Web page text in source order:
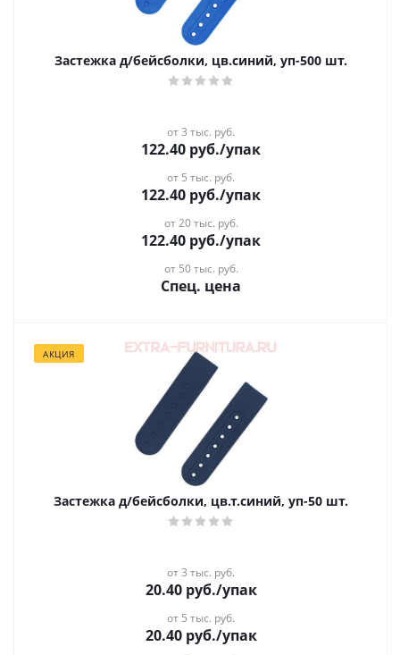
Застежка д/бейсболки, цв.синий, уп-500 шт.
от 3 тыс. руб.
122.40 руб./упак
от 5 тыс. руб.
122.40 руб./упак
от 20 тыс. руб.
122.40 руб./упак
от 50 тыс. руб.
Спец. цена
АКЦИЯ
Застежка д/бейсболки, цв.т.синий, уп-50 шт.
от 3 тыс. руб.
20.40руб./упак
от 5 тыс. руб.
20.40руб./упак